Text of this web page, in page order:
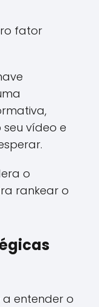
fator
vídeo e
o
rankear o
a entender o